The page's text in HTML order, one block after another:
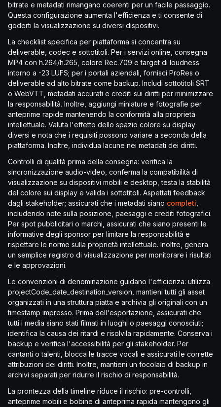
bitrate e metadati rimangano coerenti per un facile passaggio.
Questa configurazione aumenta l'efficienza e ti consente di
goderti la visualizzazione su diversi dispositivi.
La checklist specifica per piattaforma si concentra su
deliverable, codec e sottotitoli. Per i servizi online, consegna
MP4 con h.264/h.265, colore Rec.709 e target di loudness
intorno a -23 LUFS; per i portali aziendali, fornisci ProRes o
deliverable ad alto bitrate come backup. Includi sottotitoli SRT
o WebVTT, metadati accurati e crediti sui diritti per minimizzare
la responsabilità. Inoltre, aggiungi miniature e fotografie per
anteprime rapide mantenendo la conformità alla proprietà
intellettuale. Valuta l'effetto dello spazio colore su display
diversi e nota che i requisiti possono variare a seconda della
piattaforma. Inoltre, individua lacune nei metadati dei diritti.
Controlli di qualità prima della consegna: verifica la
sincronizzazione audio-video, conferma la compatibilità di
visualizzazione su dispositivi mobili e desktop, testa la stabilità
del colore sui display e valida i sottotitoli. Aspettati feedback
dagli stakeholder; assicurati che i metadati siano completi
includendo note sulla posizione, paesaggi e crediti fotografici.
Per spot pubblicitari o marchi, assicurati che siano presenti le
informative degli sponsor per limitare la responsabilità e
rispettare le norme sulla proprietà intellettuale. Inoltre, genera
un semplice registro di visualizzazione per monitorare i risultati
e le approvazioni.
Le convenzioni di denominazione guidano l'efficienza: utilizza
projectCode_date_destination_version, mantieni tutti gli asset
organizzati in una struttura piatta e archivia gli originali con un
timestamp impresso. Prima dell'esportazione, assicurati che
tutti i media siano stati filmati in luoghi o paesaggi conosciuti;
identifica la causa dei ritardi e risolvila rapidamente. Conserva i
backup e verifica l'accessibilità per gli stakeholder. Per
cantanti o talenti, blocca le tracce vocali e assicurati le corrette
attribuzioni dei diritti. Inoltre, mantieni un focolaio di backup in
archivi separati per ridurre il rischio di responsabilità.
La prontezza della timeline riduce il rischio: pre-controlli,
anteprime mobili e bobine di anteprima rapida mantengono gli